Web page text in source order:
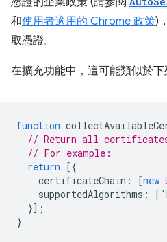
和使用者適用的 Chrome 政策)
取憑證。
在擴充功能中，這可能類似於下
function
// Return all
// For example:
return [{
certificateChain : [new
supportedAlgorithms : [
}];
}